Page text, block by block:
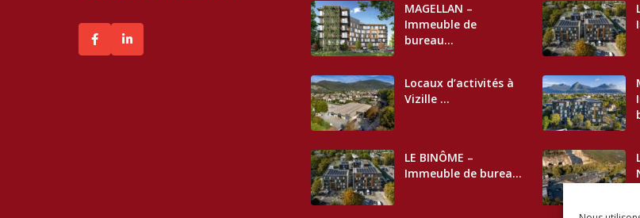
MAGELLAN –
Immeuble de
bureau...
Locaux d’activités à
Vizille ...
LE BINÔME –
Immeuble de burea...